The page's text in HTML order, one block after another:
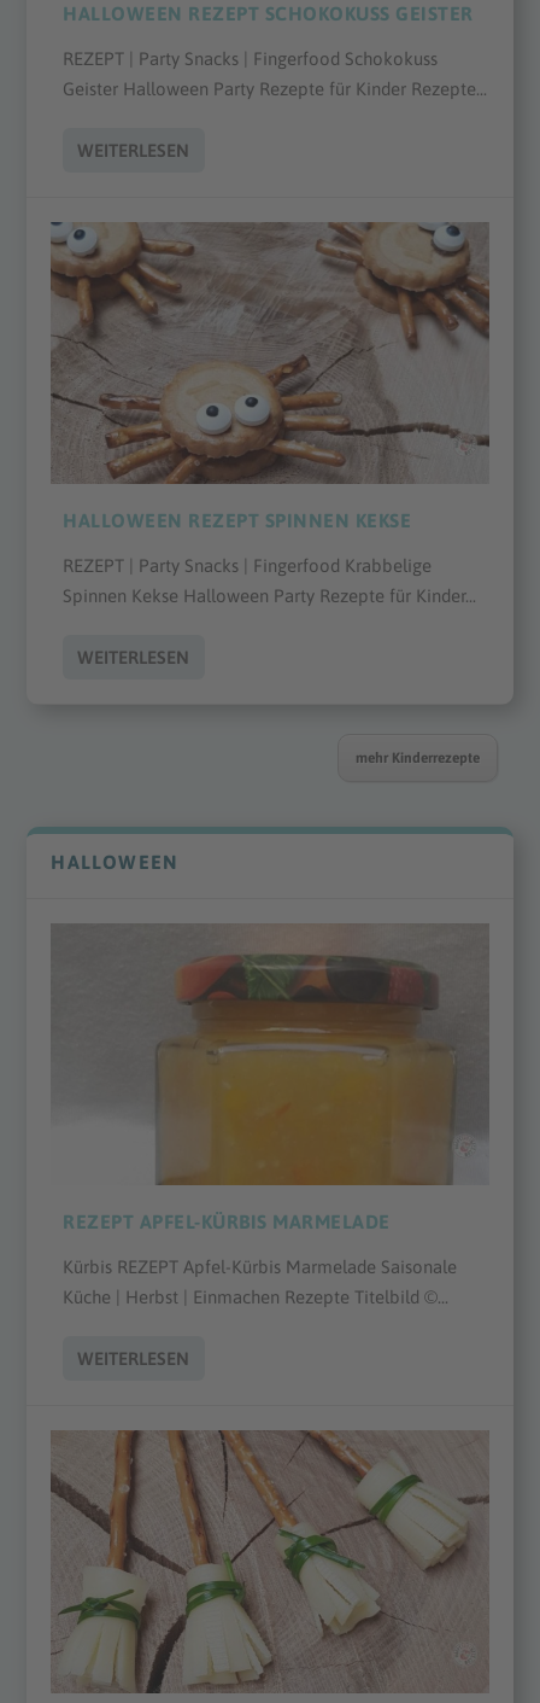
HALLOWEEN REZEPT SCHOKOKUSS GEISTER
REZEPT | Party Snacks | Fingerfood Schokokuss
Geister Halloween Party Rezepte für Kinder Rezepte...
WEITERLESEN
HALLOWEEN REZEPT SPINNEN KEKSE
REZEPT | Party Snacks | Fingerfood Krabbelige
Spinnen Kekse Halloween Party Rezepte für Kinder...
WEITERLESEN
mehr Kinderrezepte
HALLOWEEN
REZEPT APFEL-KÜRBIS MARMELADE
Kürbis REZEPT Apfel-Kürbis Marmelade Saisonale
Küche | Herbst | Einmachen Rezepte Titelbild ©...
WEITERLESEN